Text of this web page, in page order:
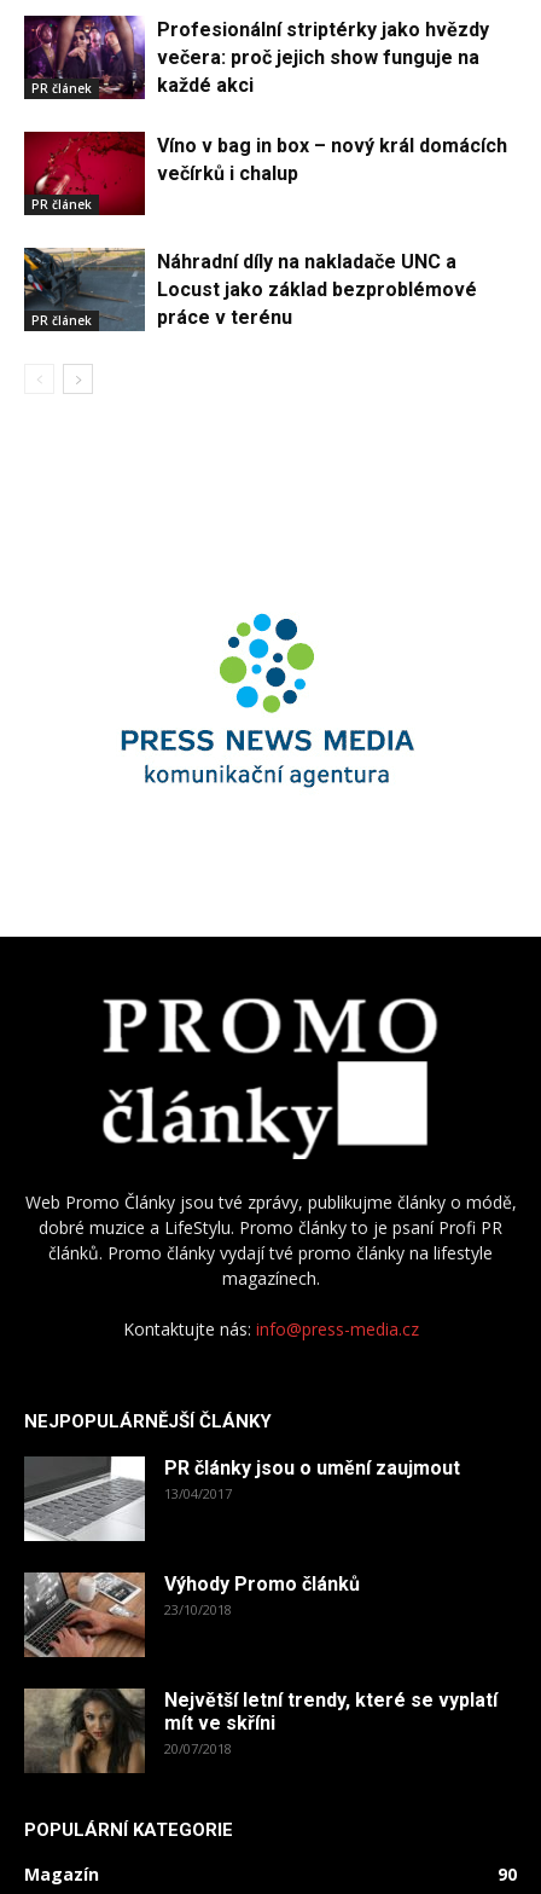
PR článek
Profesionální striptérky jako hvězdy
večera: proč jejich show funguje na
každé akci
PR článek
Víno v bag in box – nový král domácích
večírků i chalup
PR článek
Náhradní díly na nakladače UNC a
Locust jako základ bezproblémové
práce v terénu
Web Promo Články jsou tvé zprávy, publikujme články o módě,
dobré muzice a LifeStylu. Promo články to je psaní Profi PR
článků. Promo články vydají tvé promo články na lifestyle
magazínech.
Kontaktujte nás: info@press-media.cz
NEJPOPULÁRNĚJŠÍ ČLÁNKY
PR články jsou o umění zaujmout
13/04/2017
Výhody Promo článků
23/10/2018
Největší letní trendy, které se vyplatí
mít ve skříni
20/07/2018
POPULÁRNÍ KATEGORIE
Magazín 90